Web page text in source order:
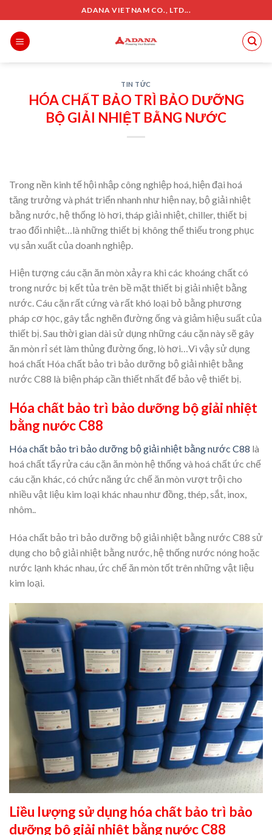
to
content
ADANA VIETNAM CO., LTD...
TIN TỨC
HÓA CHẤT BẢO TRÌ BẢO DƯỠNG
BỘ GIẢI NHIỆT BẰNG NƯỚC
Trong nền kinh tế hội nhập công nghiệp hoá, hiện đại hoá
tăng trưởng và phát triển nhanh như hiện nay, bộ giải nhiệt
bằng nước, hệ thống lò hơi, tháp giải nhiệt, chiller, thiết bị
trao đổi nhiệt…là những thiết bị không thể thiếu trong phục
vụ sản xuất của doanh nghiệp.
Hiện tượng cáu cặn ăn mòn xảy ra khi các khoáng chất có
trong nước bị kết tủa trên bề mặt thiết bị giải nhiệt bằng
nước. Cáu cặn rất cứng và rất khó loại bỏ bằng phương
pháp cơ học, gây tắc nghẽn đường ống và giảm hiệu suất của
thiết bị. Sau thời gian dài sử dụng những cáu cặn này sẽ gây
ăn mòn rỉ sét làm thủng đường ống, lò hơi…Vì vậy sử dụng
hoá chất Hóa chất bảo trì bảo dưỡng bộ giải nhiệt bằng
nước C88 là biện pháp cần thiết nhất để bảo vệ thiết bị.
Hóa chất bảo trì bảo dưỡng bộ giải nhiệt
bằng nướcC88
Hóa chất bảo trì bảo dưỡng bộ giải nhiệt bằng nước C88 là
hoá chất tẩy rửa cáu cặn ăn mòn hệ thống và hoá chất ức chế
cáu cặn khác, có chức năng ức chế ăn mòn vượt trội cho
nhiều vật liệu kim loại khác nhau như đồng, thép, sắt, inox,
nhôm..
Hóa chất bảo trì bảo dưỡng bộ giải nhiệt bằng nước C88 sử
dụng cho bộ giải nhiệt bằng nước, hệ thống nước nóng hoặc
nước lạnh khác nhau, ức chế ăn mòn tốt trên những vật liệu
kim loại.
Liều lượng sử dụng hóa chất bảo trì bảo
dưỡng bộ giải nhiệt bằng nướcC88